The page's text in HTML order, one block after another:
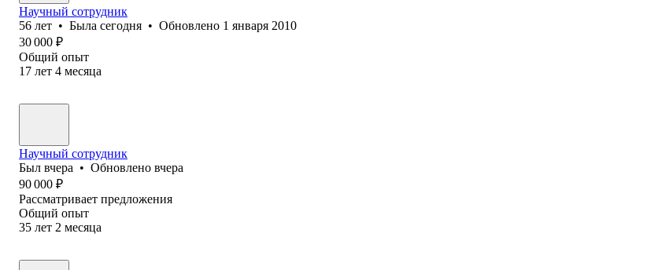
Научный сотрудник
56 лет • Была сегодня • Обновлено 1 января 2010
30 000 ₽
Общий опыт
17 лет 4 месяца
Научный сотрудник
Был вчера • Обновлено вчера
90 000 ₽
Рассматривает предложения
Общий опыт
35 лет 2 месяца